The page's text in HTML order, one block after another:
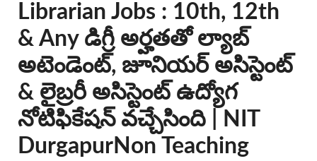
Librarian Jobs : 10th, 12th
& Any డిగ్రీ అర్హతతో ల్యాబ్
అటెండెంట్, జూనియర్ అసిస్టెంట్
& లైబ్రరీ అసిస్టెంట్ ఉద్యోగ
నోటిఫికేషన్ వచ్చేసింది | NIT
DurgapurNon Teaching